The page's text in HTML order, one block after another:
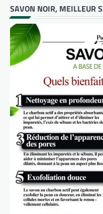
SAVON NOIR, MEILLEUR